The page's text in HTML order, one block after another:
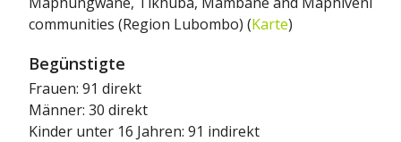
communities (Region Lubombo) (Karte)
Begünstigte
Frauen: 91 direkt
Männer: 30 direkt
Kinder unter 16 Jahren: 91 indirekt